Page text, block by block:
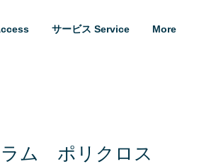
サービス Service More
ム ポリクロス